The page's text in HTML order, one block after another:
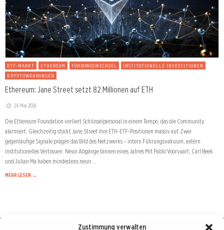
Zustimmung verwalten
ETF-MARKT ETHEREUM FÜHRUNGSWECHSEL
INSTITUTIONELLE INVESTITIONEN
KRYPTOWÄHRUNGEN
Ethereum: Jane Street setzt 82 Millionen auf ETH
24. Mai 2026
Die Ethereum Foundation verliert Schlüsselpersonal in einem Tempo, das die Community
alarmiert. Gleichzeitig stockt Jane Street ihre ETH-ETF-Positionen massiv auf. Zwei
gegenläufige Signale prägen das Bild des Netzwerks – intern Führungsvakuum, extern
institutionelles Vertrauen. Neun Abgänge binnen eines Jahres Mit Pablo Voorvaart, Carl Beek
und Julian Ma haben mindestens neun …
MEHR LESEN →